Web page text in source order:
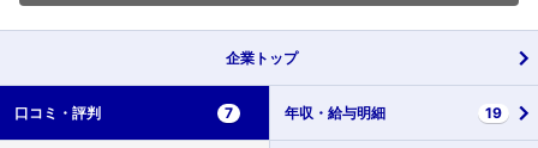
企業 トップ
口コミ・ 評判 7 年収・ 給与明細 19